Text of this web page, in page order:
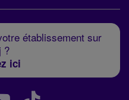
établissement sur
?
ici